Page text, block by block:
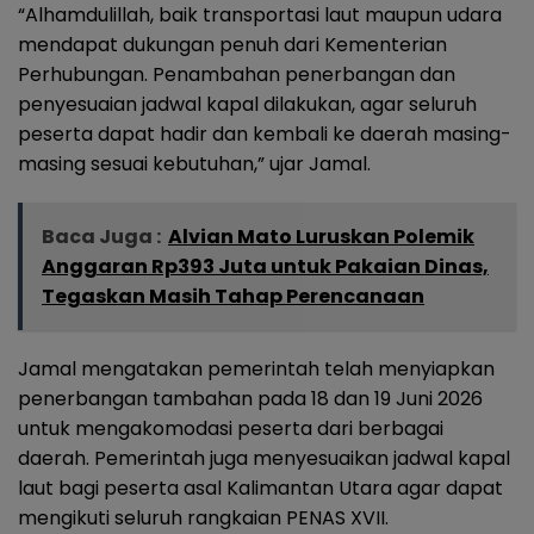
“Alhamdulillah, baik transportasi laut maupun udara
mendapat dukungan penuh dari Kementerian
Perhubungan. Penambahan penerbangan dan
penyesuaian jadwal kapal dilakukan, agar seluruh
peserta dapat hadir dan kembali ke daerah masing-
masing sesuai kebutuhan,” ujar Jamal.
Baca Juga : Alvian Mato Luruskan Polemik
Anggaran Rp393 Juta untuk Pakaian Dinas,
Tegaskan Masih Tahap Perencanaan
Jamal mengatakan pemerintah telah menyiapkan
penerbangan tambahan pada 18 dan 19 Juni 2026
untuk mengakomodasi peserta dari berbagai
daerah. Pemerintah juga menyesuaikan jadwal kapal
laut bagi peserta asal Kalimantan Utara agar dapat
mengikuti seluruh rangkaian PENAS XVII.